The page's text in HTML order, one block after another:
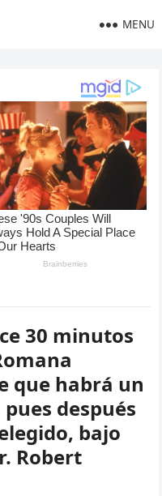
MENU
30 minutos
que habrá un
después
bajo
Robert